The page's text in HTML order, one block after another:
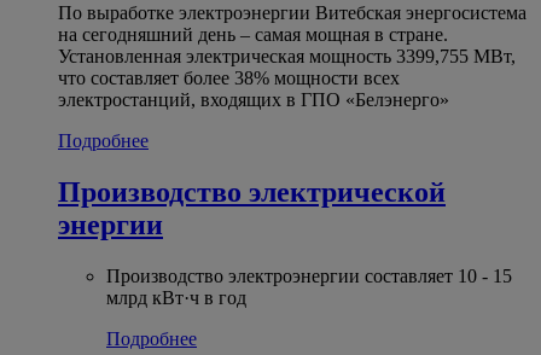
По выработке электроэнергии Витебская энергосистема
на сегодняшний день – самая мощная в стране.
Установленная электрическая мощность 3399,755 МВт,
что составляет более 38% мощности всех
электростанций, входящих в ГПО «Белэнерго»
Подробнее
Производство электрической
энергии
Производство электроэнергии составляет 10 - 15
млрд кВт·ч в год
Подробнее